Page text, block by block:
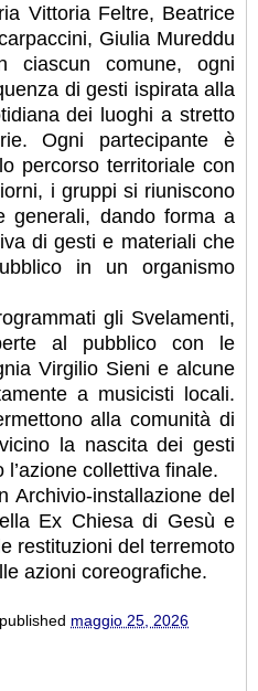
Vittoria Feltre, Beatrice
Giulia Mureddu
ciascun comune, ogni
di gesti ispirata alla
dei luoghi a stretto
Ogni partecipante è
percorso territoriale con
i gruppi si riuniscono
generali, dando forma a
di gesti e materiali che
in un organismo
gli Svelamenti,
al pubblico con le
Virgilio Sieni e alcune
a musicisti locali.
alla comunità di
la nascita dei gesti
collettiva finale.
Archivio-installazione del
Ex Chiesa di Gesù e
restituzioni del terremoto
azioni coreografiche.
published maggio 25, 2026